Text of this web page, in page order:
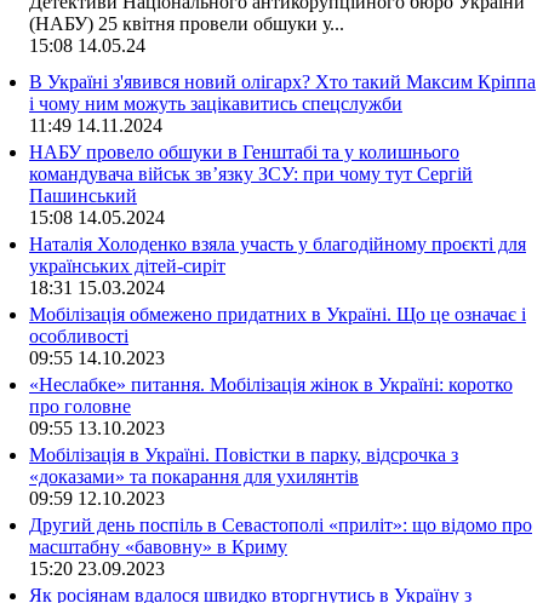
(НАБУ) 25 квітня провели обшуки у...
15:08 14.05.24
В Україні з'явився новий олігарх? Хто такий Максим Кріппа
і чому ним можуть зацікавитись спецслужби
11:49 14.11.2024
НАБУ провело обшуки в Генштабі та у колишнього
командувача військ зв’язку ЗСУ: при чому тут Сергій
Пашинський
15:08 14.05.2024
Наталія Холоденко взяла участь у благодійному проєкті для
українських дітей-сиріт
18:31 15.03.2024
Мобілізація обмежено придатних в Україні. Що це означає і
особливості
09:55 14.10.2023
«Неслабке» питання. Мобілізація жінок в Україні: коротко
про головне
09:55 13.10.2023
Мобілізація в Україні. Повістки в парку, відсрочка з
«доказами» та покарання для ухилянтів
09:59 12.10.2023
Другий день поспіль в Севастополі «приліт»: що відомо про
масштабну «бавовну» в Криму
15:20 23.09.2023
Як росіянам вдалося швидко вторгнутись в Україну з